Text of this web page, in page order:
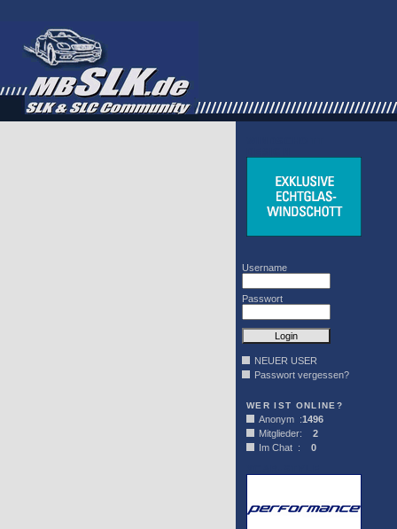
Username
Passwort
NEUER USER
Passwort vergessen?
WER IST ONLINE?
Anonym :1496
Mitglieder: 2
Im Chat : 0